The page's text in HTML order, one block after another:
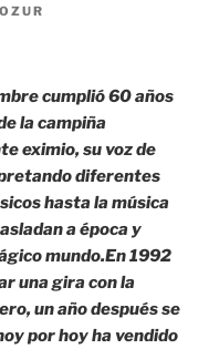
cumplió 60 años
la campiña
eximio, su voz de
diferentes
hasta la música
a época y
mundo.En 1992
una gira con la
un año después se
por hoy ha vendido